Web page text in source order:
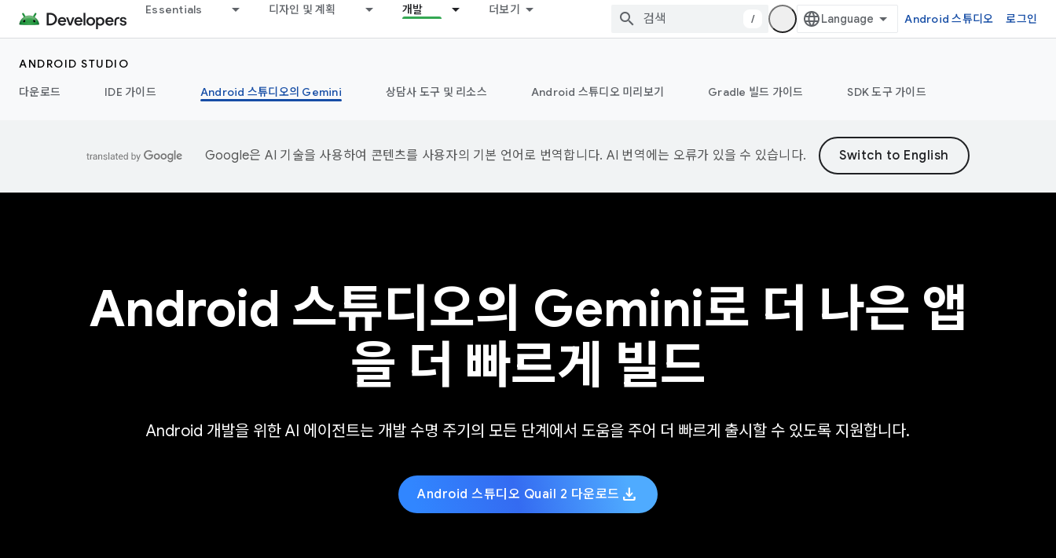
Essentials 디자인 및 계획 개발 더보기
/ Android 스튜디오 로그인
ANDROID STUDIO
다운로드
IDE 가이드 Android 스튜디오의 Gemini 상담사 도구 및 리소스 Android 스튜디오 미리보기 Gradle 빌드 가이드 SDK 도구 가이드
Google은 AI 기술을 사용하여 콘텐츠를 사용자의 기본 언어로 번역합니다. AI 번역에는 오류가 있을 수 있습니다.
Android 스튜디오의 Gemini로 더 나은 앱
을 더 빠르게 빌드
Android 개발을 위한 AI 에이전트는 개발 수명 주기의 모든 단계에서 도움을 주어 더 빠르게 출시할 수 있도록 지원합니다.
Android 스튜디오 Quail 2 다운로드 download